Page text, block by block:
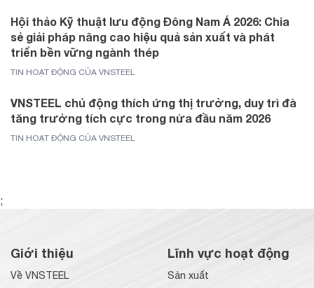
Hội thảo Kỹ thuật lưu động Đông Nam Á 2026: Chia
sẻ giải pháp nâng cao hiệu quả sản xuất và phát
triển bền vững ngành thép
TIN HOẠT ĐỘNG CỦA VNSTEEL
VNSTEEL chủ động thích ứng thị trường, duy trì đà
tăng trưởng tích cực trong nửa đầu năm 2026
TIN HOẠT ĐỘNG CỦA VNSTEEL
;
Giới thiệu
Về VNSTEEL
Lĩnh vực hoạt động
Sản xuất